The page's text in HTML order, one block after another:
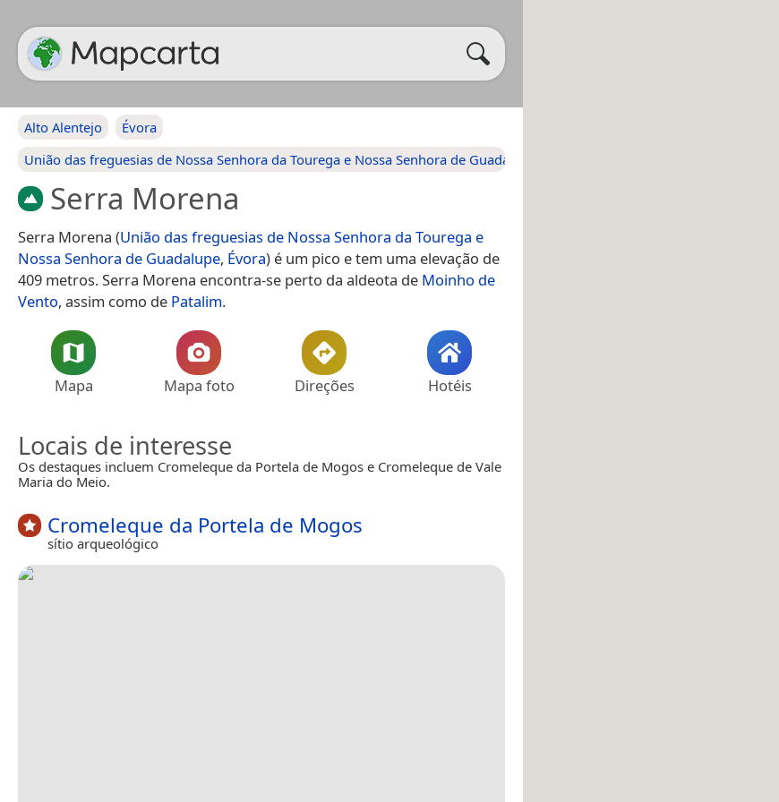
Alto Alentejo
Évora
União das freguesias de Nossa Senhora da Tourega e Nossa Senhora de Guadalupe
Serra Morena
Serra Morena (União das freguesias de Nossa Senhora da Tourega e
Nossa Senhora de Guadalupe, Évora) é um pico e tem uma elevação de
409 metros. Serra Morena encontra-se perto da aldeota de Moinho de
Vento, assim como de Patalim.
Mapa Mapa foto Direções Hotéis
Locais de interesse
Os destaques incluem Cromeleque da Portela de Mogos e Cromeleque de Vale
Maria do Meio.
Cromeleque da Portela de Mogos
sítio arqueológico